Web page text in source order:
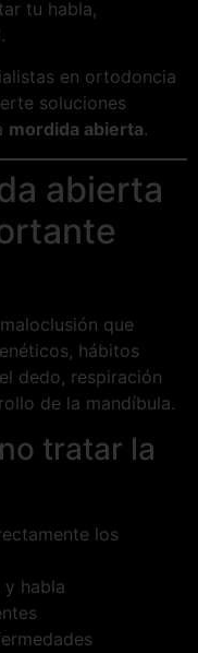
tu habla,
en ortodoncia
soluciones
mordida abierta.
abierta
que
hábitos
dedo, respiración
de la mandíbula.
tratar la
los
y habla